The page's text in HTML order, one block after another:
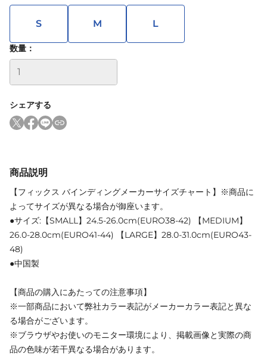
S M L
数量：
シェアする
商品説明
【フィックス バインディングメーカーサイズチャート】※商品に
よってサイズが異なる場合が御座います。
●サイズ:【SMALL】24.5-26.0cm(EURO38-42) 【MEDIUM】
26.0-28.0cm(EURO41-44) 【LARGE】28.0-31.0cm(EURO43-
48)
●中国製
【商品の購入にあたっての注意事項】
※一部商品において弊社カラー表記がメーカーカラー表記と異な
る場合がございます。
※ブラウザやお使いのモニター環境により、掲載画像と実際の商
品の色味が若干異なる場合があります。